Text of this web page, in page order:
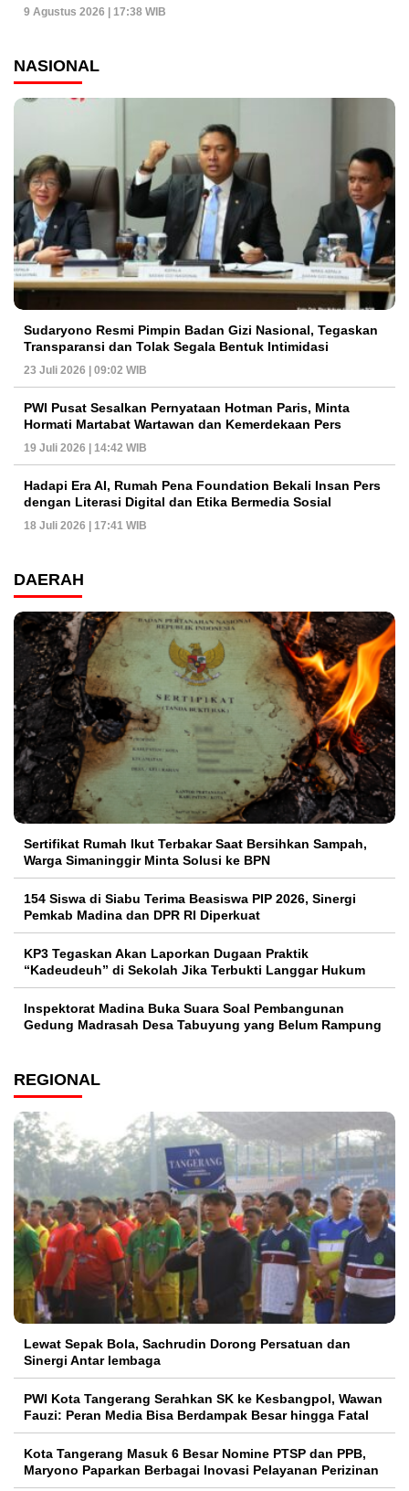
9 Agustus 2026 | 17:38 WIB
NASIONAL
Sudaryono Resmi Pimpin Badan Gizi Nasional, Tegaskan
Transparansi dan Tolak Segala Bentuk Intimidasi
23 Juli 2026 | 09:02 WIB
PWI Pusat Sesalkan Pernyataan Hotman Paris, Minta
Hormati Martabat Wartawan dan Kemerdekaan Pers
19 Juli 2026 | 14:42 WIB
Hadapi Era AI, Rumah Pena Foundation Bekali Insan Pers
dengan Literasi Digital dan Etika Bermedia Sosial
18 Juli 2026 | 17:41 WIB
DAERAH
Sertifikat Rumah Ikut Terbakar Saat Bersihkan Sampah,
Warga Simaninggir Minta Solusi ke BPN
154 Siswa di Siabu Terima Beasiswa PIP 2026, Sinergi
Pemkab Madina dan DPR RI Diperkuat
KP3 Tegaskan Akan Laporkan Dugaan Praktik
“Kadeudeuh” di Sekolah Jika Terbukti Langgar Hukum
Inspektorat Madina Buka Suara Soal Pembangunan
Gedung Madrasah Desa Tabuyung yang Belum Rampung
REGIONAL
Lewat Sepak Bola, Sachrudin Dorong Persatuan dan
Sinergi Antar lembaga
PWI Kota Tangerang Serahkan SK ke Kesbangpol, Wawan
Fauzi: Peran Media Bisa Berdampak Besar hingga Fatal
Kota Tangerang Masuk 6 Besar Nomine PTSP dan PPB,
Maryono Paparkan Berbagai Inovasi Pelayanan Perizinan